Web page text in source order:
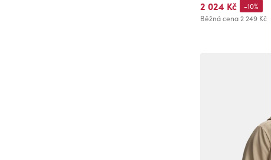
2 024 Kč
Běžná cena 2 249 Kč
-10%